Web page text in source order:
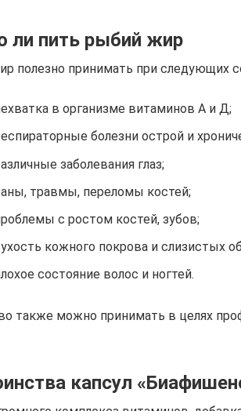
ли пить рыбий жир
полезно принимать при следующих
в организме витаминов А и Д;
болезни острой и
заболевания глаз;
травмы, переломы костей;
с ростом костей, зубов;
кожного покрова и слизистых
состояние волос и ногтей.
также можно принимать в целях
капсул